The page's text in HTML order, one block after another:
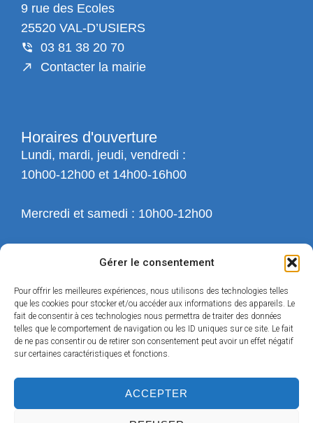
Gérer le consentement
Pour offrir les meilleures expériences, nous utilisons des technologies telles
que les cookies pour stocker et/ou accéder aux informations des appareils. Le
fait de consentir à ces technologies nous permettra de traiter des données
telles que le comportement de navigation ou les ID uniques sur ce site. Le fait
de ne pas consentir ou de retirer son consentement peut avoir un effet négatif
sur certaines caractéristiques et fonctions.
ACCEPTER
9 rue des Ecoles
25520 VAL-D’USIERS
03 81 38 20 70
Contacter la mairie
Horaires d'ouverture
Lundi, mardi, jeudi, vendredi :
10h00-12h00 et 14h00-16h00
Mercredi et samedi : 10h00-12h00